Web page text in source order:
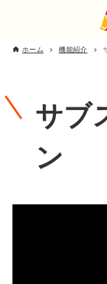
ホーム 機能紹介
サブ
ン